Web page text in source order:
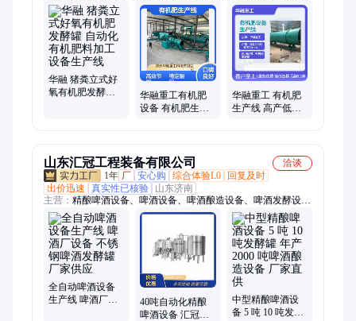
备、有机肥生产线、肥料设备、有机肥造粒机、BB肥生产线、
生物有机肥设备、圆盘造粒机、肥料加工设备、羊粪加工有机肥
设备、牛粪加工有机肥设备、鸡粪加工有机肥设备、整套有机肥
设备
华融 猪粪立式好
氧有机肥发酵罐
华融重工有机肥
设备 有机肥生产
华融重工 有机肥
生产线 高产低耗
山东汇冠工程装备有限公司
洽谈
1年 厂 安心购 综合体验L0
回复及时
出价迅速
真实性已核验
山东济南
主营： 精酿啤酒设备、啤酒设备、啤酒酿造设备、啤酒发酵设
备、啤酒生产线设备、啤酒生产设备、不锈钢储罐
全自动啤酒设备
生产线 啤酒厂设
40吨自动化精酿
啤酒设备 汇冠啤
中型精酿啤酒设
备 5 吨 10 吨发酵